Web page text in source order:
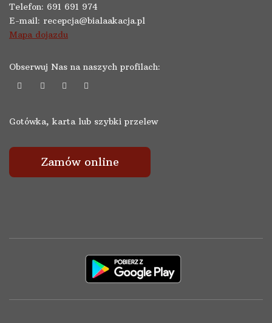
Telefon: 691 691 974
E-mail: recepcja@bialaakacja.pl
Mapa dojazdu
Obserwuj Nas na naszych profilach:
Gotówka, karta lub szybki przelew
Zamów online